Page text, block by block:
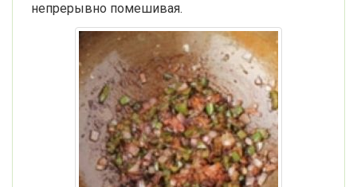
непрерывно помешивая.